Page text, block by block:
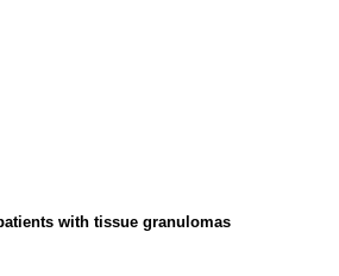
with tissue granulomas